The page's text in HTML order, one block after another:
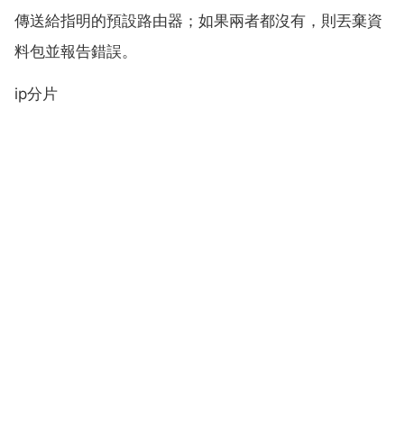
傳送給指明的預設路由器；如果兩者都沒有，則丟棄資
料包並報告錯誤。
ip分片